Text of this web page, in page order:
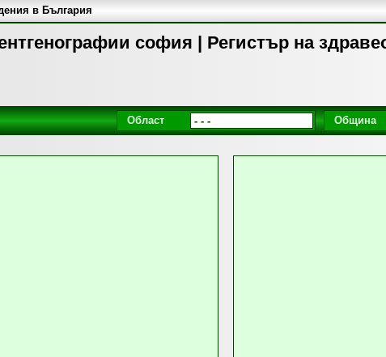
софия | Регистър на
в България
Област Община